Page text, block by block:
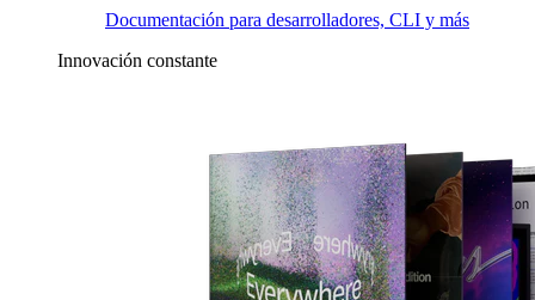
Documentación para desarrolladores, CLI y más
Innovación constante